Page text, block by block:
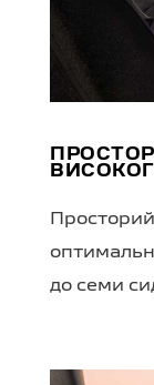
до семи